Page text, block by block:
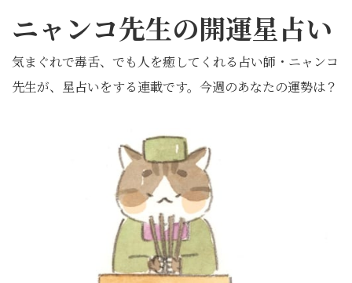
ニャンコ先生の開運星占い
気まぐれで毒舌、でも人を癒してくれる占い師・ニャンコ
先生が、星占いをする連載です。今週のあなたの運勢は？